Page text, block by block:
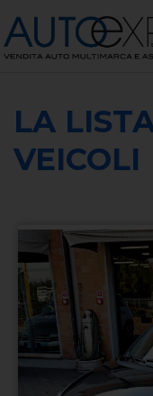
LA
VEICOLI